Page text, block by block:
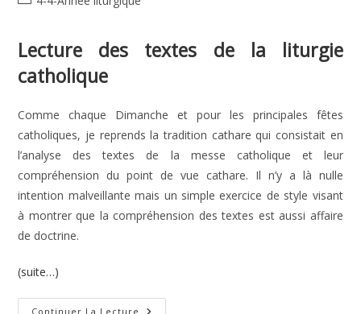
Lecture des textes de la liturgie
catholique
Comme chaque Dimanche et pour les principales fêtes
catholiques, je reprends la tradition cathare qui consistait en
l’analyse des textes de la messe catholique et leur
compréhension du point de vue cathare. Il n’y a là nulle
intention malveillante mais un simple exercice de style visant
à montrer que la compréhension des textes est aussi affaire
de doctrine.
(suite…)
Continuer La Lecture